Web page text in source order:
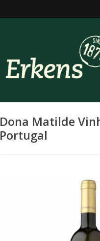
Dona Matilde
Portugal